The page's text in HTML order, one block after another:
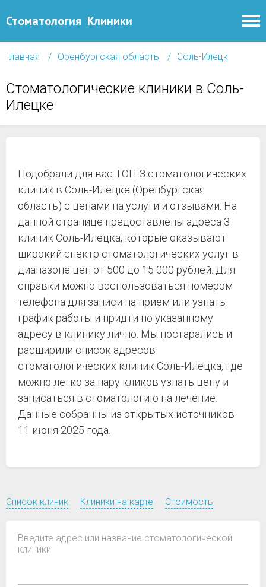
Стоматология Клиники
Главная Оренбургская область Соль-Илецк
Стоматологические клиники в Соль-
Илецке
Подобрали для вас ТОП-3 стоматологических
клиник в Соль-Илецке (Оренбургская
область) с ценами на услуги и отзывами. На
данной странице предоставлены адреса 3
клиник Соль-Илецка, которые оказывают
широкий спектр стоматологических услуг в
диапазоне цен от 500 до 15 000 рублей. Для
справки можно воспользоваться номером
телефона для записи на прием или узнать
график работы и придти по указанному
адресу в клинику лично. Мы постарались и
расширили список адресов
стоматологических клиник Соль-Илецка, где
можно легко за пару кликов узнать цену и
записаться в стоматологию на лечение.
Данные собранны из открытых источников
11 июня 2025 года.
Список клиник Клиники на карте Стоимость
Введите адрес или название стоматологической
клиники